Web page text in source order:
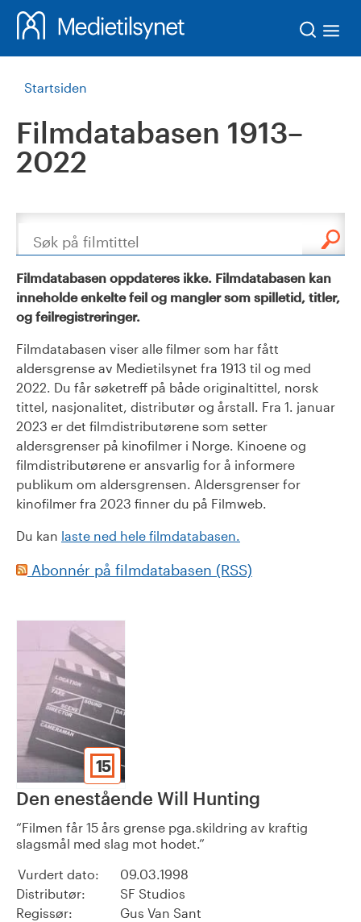
Startsiden
Filmdatabasen 1913–
2022
Søk
Filmdatabasen oppdateres ikke. Filmdatabasen kan
inneholde enkelte feil og mangler som spilletid, titler,
og feilregistreringer.
Filmdatabasen viser alle filmer som har fått
aldersgrense av Medietilsynet fra 1913 til og med
2022. Du får søketreff på både originaltittel, norsk
tittel, nasjonalitet, distributør og årstall. Fra 1. januar
2023 er det filmdistributørene som setter
aldersgrenser på kinofilmer i Norge. Kinoene og
filmdistributørene er ansvarlig for å informere
publikum om aldersgrensen. Aldersgrenser for
kinofilmer fra 2023 finner du på Filmweb.
Du kan laste ned hele filmdatabasen.
Abonnér på filmdatabasen (RSS)
15
Den enestående Will Hunting
Filmen får 15 års grense pga.skildring av kraftig
slagsmål med slag mot hodet.
Vurdert dato:
09.03.1998
Distributør:
SF Studios
Regissør:
Gus Van Sant